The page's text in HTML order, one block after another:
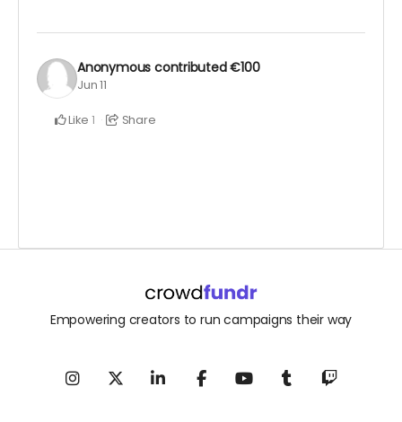
Anonymous contributed€100
Jun 11
Like 1 Share
Empowering creators to run campaigns their way